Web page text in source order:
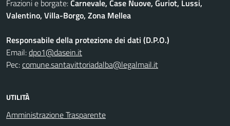
Frazioni e borgate:Carnevale, Case Nuove, Guriot, Lussi,
Valentino, Villa-Borgo, Zona Mellea
Responsabile della protezione dei dati (D.P.O.)
Email:dpo1@dasein.it
Pec:comune.santavittoriadalba@legalmail.it
UTILITÀ
Amministrazione Trasparente